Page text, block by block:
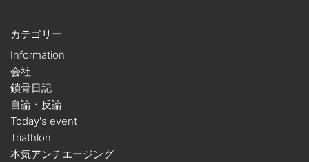
カテゴリー
Information
会社
鎖骨日記
自論・反論
Today's event
Triathlon
本気アンチエージング